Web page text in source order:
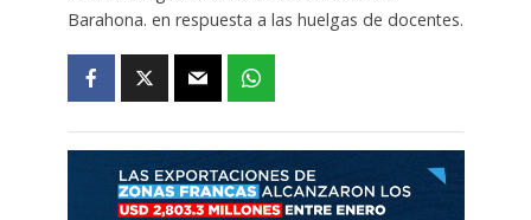
Barahona. en respuesta a las huelgas de docentes.